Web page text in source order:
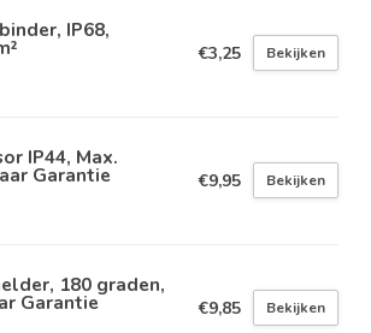
IP68,
€3,25 Bekijken
IP44, Max.
Garantie €9,95 Bekijken
180 graden,
Garantie €9,85 Bekijken